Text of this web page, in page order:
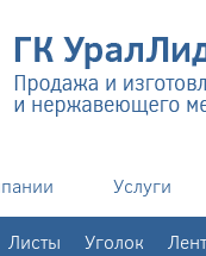
02 Услуги
Листы Уголок